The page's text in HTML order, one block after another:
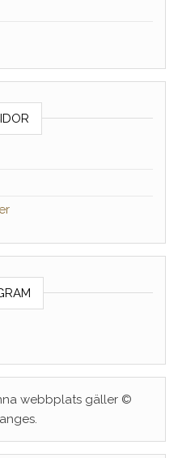
webbplats gäller ©